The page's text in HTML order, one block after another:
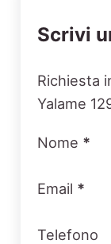
Scrivi
Section
Richiesta
Yalame
Nome *
Email *
Telefono